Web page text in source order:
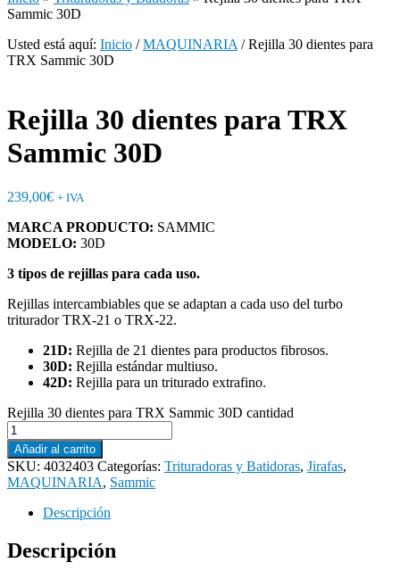
Sammic 30D
Usted está aquí: Inicio / MAQUINARIA /Rejilla 30 dientes para
TRX Sammic 30D
Rejilla 30 dientes para TRX
Sammic 30D
239,00€ + IVA
MARCA PRODUCTO: SAMMIC
MODELO: 30D
3 tipos de rejillas para cada uso.
Rejillas intercambiables que se adaptan a cada uso del turbo
triturador TRX-21 o TRX-22.
21D: Rejilla de 21 dientes para productos fibrosos.
30D: Rejilla estándar multiuso.
42D: Rejilla para un triturado extrafino.
Rejilla 30 dientes para TRX Sammic 30D cantidad
Añadir al carrito
SKU: 4032403 Categorías: Trituradoras y Batidoras, Jirafas,
MAQUINARIA, Sammic
Descripción
Descripción